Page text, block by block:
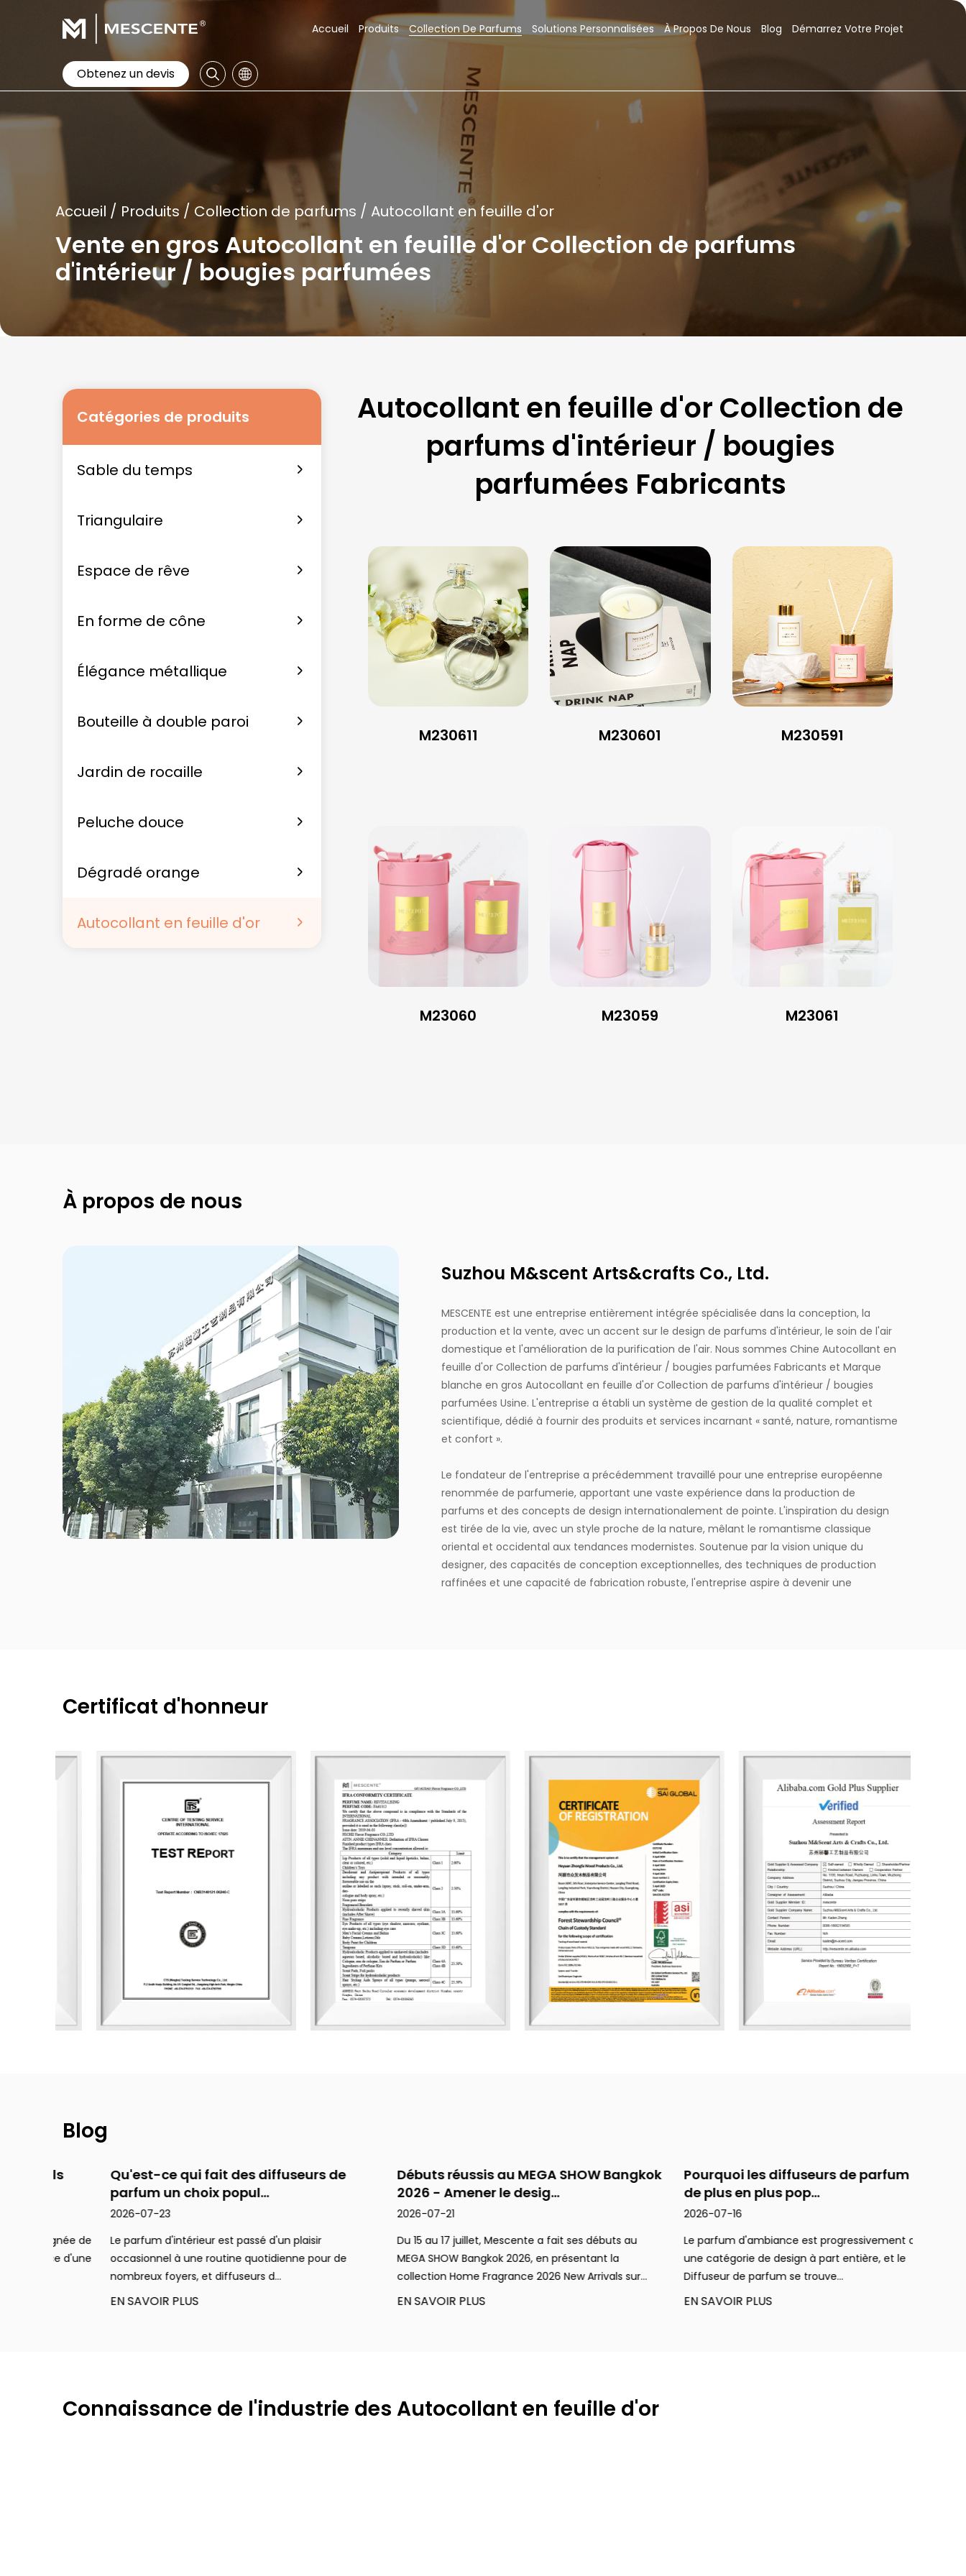
Accueil Produits Collection De Parfums Solutions Personnalisées À Propos De Nous Blog Démarrez Votre Projet
Obtenez un devis
Accueil / Produits / Collection de parfums / Autocollant en feuille d'or
Vente en gros Autocollant en feuille d'or Collection de parfums
d'intérieur / bougies parfumées
Catégories de produits
Sable du temps
Triangulaire
Espace de rêve
En forme de cône
Élégance métallique
Bouteille à double paroi
Jardin de rocaille
Peluche douce
Dégradé orange
Autocollant en feuille d'or
Classique
Rayure
Enchantimaux roses
Mini bouteille
Nouveau jardin
Saison des parfums
Gobelet à gradins
Cuir de luxe
Collection de ciment
Série de pierre
Série de liège souple
Série de goutte d'eau
Autocollant en feuille d'or Collection de
parfums d'intérieur / bougies
parfumées Fabricants
M230611 M230601 M230591
M23060 M23059 M23061
À propos de nous
Suzhou M&scent Arts&crafts Co., Ltd.
MESCENTE est une entreprise entièrement intégrée spécialisée dans la conception, la
production et la vente, avec un accent sur le design de parfums d'intérieur, le soin de l'air
domestique et l'amélioration de la purification de l'air. Nous sommes Chine Autocollant en
feuille d'or Collection de parfums d'intérieur / bougies parfumées Fabricants et Marque
blanche en gros Autocollant en feuille d'or Collection de parfums d'intérieur / bougies
parfumées Usine. L'entreprise a établi un système de gestion de la qualité complet et
scientifique, dédié à fournir des produits et services incarnant « santé, nature, romantisme
et confort ».
Le fondateur de l'entreprise a précédemment travaillé pour une entreprise européenne
renommée de parfumerie, apportant une vaste expérience dans la production de
parfums et des concepts de design internationalement de pointe. L'inspiration du design
est tirée de la vie, avec un style proche de la nature, mêlant le romantisme classique
oriental et occidental aux tendances modernistes. Soutenue par la vision unique du
designer, des capacités de conception exceptionnelles, des techniques de production
raffinées et une capacité de fabrication robuste, l'entreprise aspire à devenir une
de 3 500 parfums uniques et plus de 2 400 designs de contenants pour des clients du
monde entier. Sa gamme de produits comprend des diffuseurs à bâtonnets, des bougies
parfumées, des huiles essentielles, des désodorisants pour voiture, des articles de
décoration intérieure et des cadeaux parfumés. Les produits sont principalement exportés
vers l'Europe et l'Amérique du Nord. Du design à la sélection des matériaux en passant par
les processus de production et l'emballage, l'entreprise respecte constamment les
principes de durabilité environnementale et de santé.
Certificat d'honneur
Blog
Qu'est-ce qui fait des diffuseurs de
parfum un choix popul...
2026-07-23
Le parfum d'intérieur est passé d'un plaisir
occasionnel à une routine quotidienne pour de
nombreux foyers, et diffuseurs d...
EN SAVOIR PLUS
Débuts réussis au MEGA SHOW Bangkok
2026 - Amener le desig...
2026-07-21
Du 15 au 17 juillet, Mescente a fait ses débuts au
MEGA SHOW Bangkok 2026, en présentant la
collection Home Fragrance 2026 New Arrivals sur...
EN SAVOIR PLUS
Pourquoi les diffuseurs de parfum sont
de plus en plus pop...
2026-07-16
Le parfum d'ambiance est progressivement devenu
une catégorie de design à part entière, et le
Diffuseur de parfum se trouve...
EN SAVOIR PLUS
Connaissance de l'industrie des Autocollant en feuille d'or